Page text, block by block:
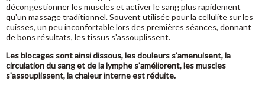
décongestionner les muscles et activer le sang plus rapidement
qu'un massage traditionnel. Souvent utilisée pour la cellulite sur les
cuisses, un peu inconfortable lors des premières séances, donnant
de bons résultats, les tissus s'assouplissent.
Les blocages sont ainsi dissous, les douleurs s'amenuisent, la
circulation du sang et de la lymphe s'améliorent, les muscles
s'assouplissent, la chaleur interne est réduite.